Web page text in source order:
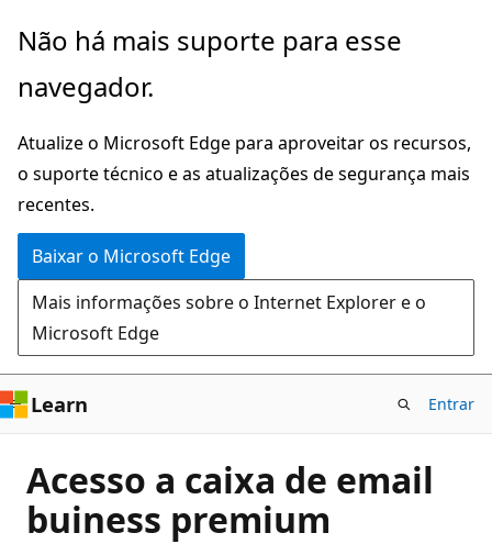
Pular
o
principal
Não há mais suporte para esse
navegador.
Atualize o Microsoft Edge para aproveitar os recursos,
o suporte técnico e as atualizações de segurança mais
recentes.
Baixar o Microsoft Edge
Mais informações sobre o Internet Explorer e o
Microsoft Edge
Learn Entrar
Acesso a caixa de email
buiness premium